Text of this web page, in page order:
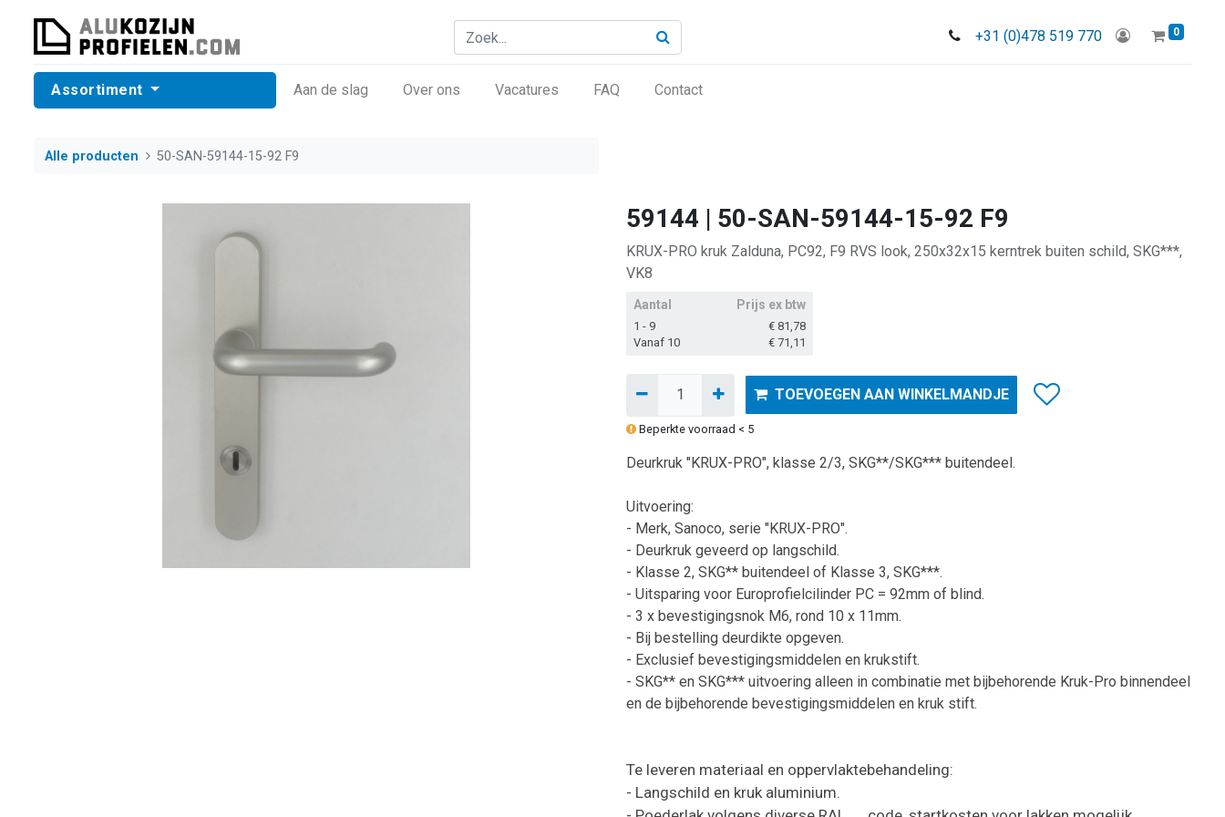
+31 (0)478 519 770 0
Assortiment ​Aan de slag Over ons Vacatures FAQ Contact
Alle producten 50-SAN-59144-15-92 F9
59144 | 50-SAN-59144-15-92 F9
KRUX-PRO kruk Zalduna, PC92, F9 RVS look, 250x32x15 kerntrek buiten schild, SKG***,
VK8
Aantal Prijs ex btw
1 - 9 € 81,78
Vanaf 10
€ 71,11
TOEVOEGEN AAN WINKELMANDJE
Beperkte voorraad < 5
Deurkruk "KRUX-PRO", klasse 2/3, SKG**/SKG*** buitendeel.
Uitvoering:
- Merk, Sanoco, serie "KRUX-PRO".
- Deurkruk geveerd op langschild.
- Klasse 2, SKG** buitendeel of Klasse 3, SKG***.
- Uitsparing voor Europrofielcilinder PC = 92mm of blind.
- 3 x bevestigingsnok M6, rond 10 x 11mm.
- Bij bestelling deurdikte opgeven.
- Exclusief bevestigingsmiddelen en krukstift.
- SKG** en SKG*** uitvoering alleen in combinatie met bijbehorende Kruk-Pro binnendeel
en de bijbehorende bevestigingsmiddelen en kruk stift.
Te leveren materiaal en oppervlaktebehandeling:
- Langschild en kruk aluminium.